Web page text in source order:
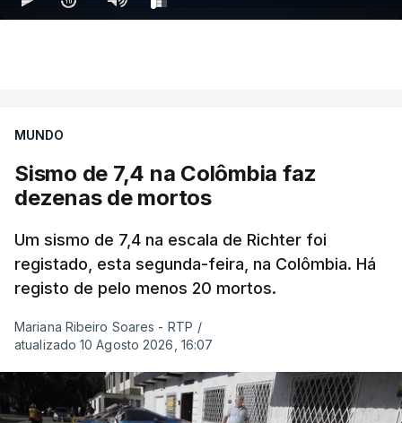
MUNDO
Sismo de 7,4 na Colômbia faz
dezenas de mortos
Um sismo de 7,4 na escala de Richter foi
registado, esta segunda-feira, na Colômbia. Há
registo de pelo menos 20 mortos.
Mariana Ribeiro Soares - RTP /
atualizado 10 Agosto 2026, 16:07